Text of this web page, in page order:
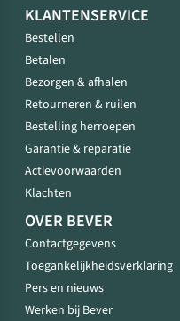
KLANTENSERVICE
Bestellen
Betalen
Bezorgen & afhalen
Retourneren & ruilen
Bestelling herroepen
Garantie & reparatie
Actievoorwaarden
Klachten
OVER BEVER
Contactgegevens
Toegankelijkheidsverklaring
Pers en nieuws
Werken bij Bever